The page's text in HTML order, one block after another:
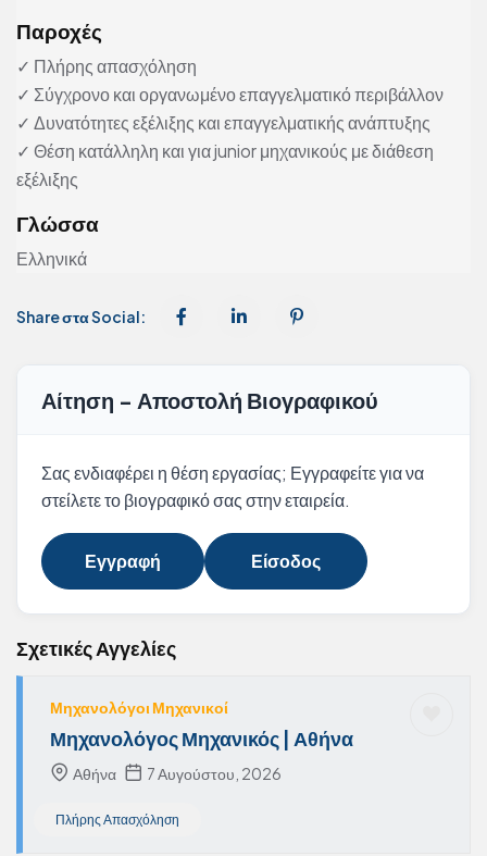
Παροχές
✓ Πλήρης απασχόληση
✓ Σύγχρονο και οργανωμένο επαγγελματικό περιβάλλον
✓ Δυνατότητες εξέλιξης και επαγγελματικής ανάπτυξης
✓ Θέση κατάλληλη και για junior μηχανικούς με διάθεση
εξέλιξης
Γλώσσα
Ελληνικά
Share στα Social:
Αίτηση - Αποστολή Βιογραφικού
Σας ενδιαφέρει η θέση εργασίας; Εγγραφείτε για να
στείλετε το βιογραφικό σας στην εταιρεία.
Εγγραφή Είσοδος
Σχετικές Αγγελίες
Μηχανολόγοι Μηχανικοί
Μηχανολόγος Μηχανικός | Αθήνα
Αθήνα 7 Αυγούστου, 2026
Πλήρης Απασχόληση